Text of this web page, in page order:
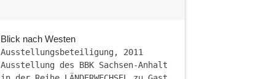
Blick nach Westen
Ausstellungsbeteiligung, 2011
Ausstellung des BBK Sachsen-Anhalt